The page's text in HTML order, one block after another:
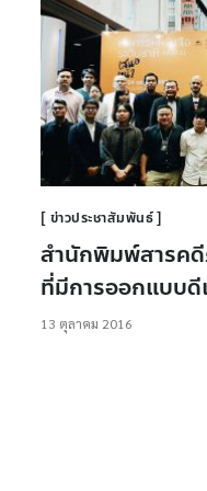
ข่าวประชาสัมพันธ์
สำนักพิมพ์สารค
ที่มีการออกแบบดี
13 ตุลาคม 2016